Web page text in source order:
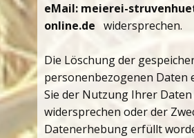
eMail: meierei-
online.de widersprechen.
Die Löschung der
personenbezogenen Daten
Sie der Nutzung Ihrer Daten
widersprechen oder der
Datenerhebung erfüllt